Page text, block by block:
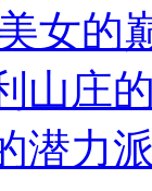
女的
山庄
潜力